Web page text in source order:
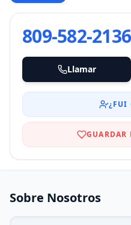
809-582-2136
Llamar
¿FUI
GUARDAR
Sobre Nosotros